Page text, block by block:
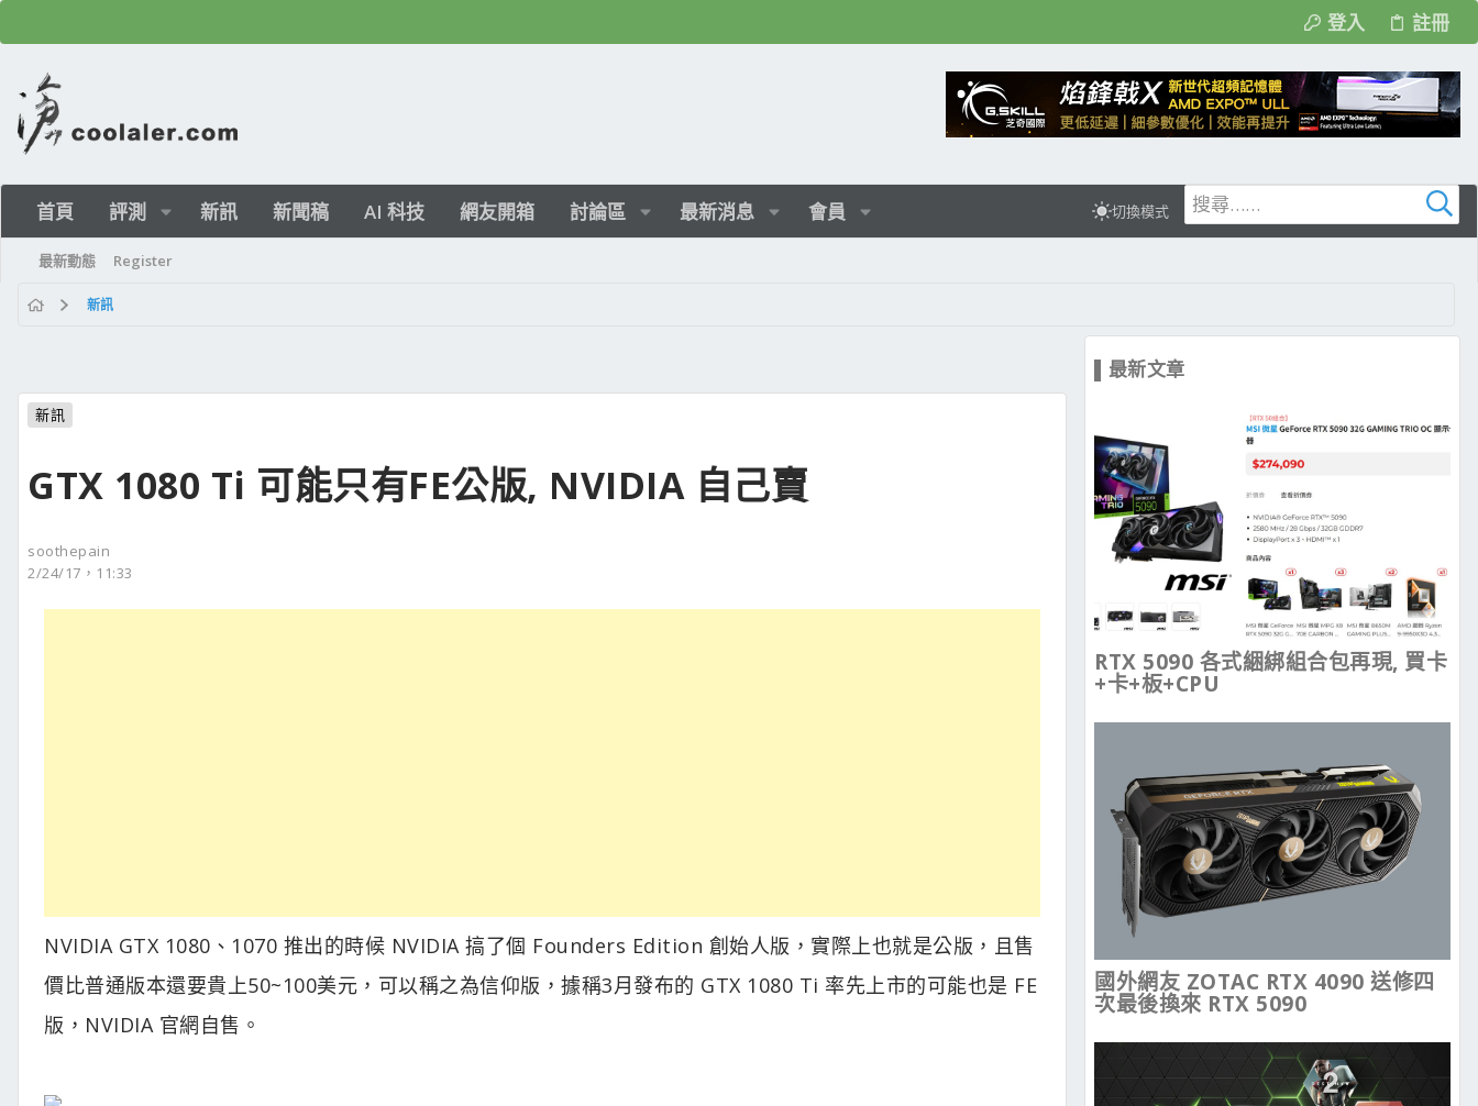
登入 註冊
首頁 評測 新訊 新聞稿 AI 科技 網友開箱 討論區 最新消息 會員 切換模式
最新動態 Register
新訊
新訊
GTX 1080 Ti 可能只有FE公版, NVIDIA 自己賣
soothepain
2/24/17，11:33
NVIDIA GTX 1080、1070 推出的時候 NVIDIA 搞了個 Founders Edition 創始人版，實際上也就是公版，且售
價比普通版本還要貴上50~100美元，可以稱之為信仰版，據稱3月發布的 GTX 1080 Ti 率先上市的可能也是 FE
版，NVIDIA 官網自售。
▌最新文章
RTX 5090 各式綑綁組合包再現, 買卡
+卡+板+CPU
國外網友 ZOTAC RTX 4090 送修四
次最後換來 RTX 5090